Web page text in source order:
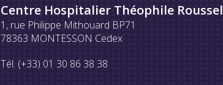
Centre Hospitalier Théophile Roussel
1, rue Philippe Mithouard BP71
78363 MONTESSON Cedex
Tél. (+33) 01 30 86 38 38